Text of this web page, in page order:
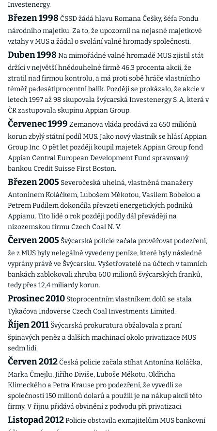
Investenergy.
Březen 1998 ČSSD žádá hlavu Romana Češky, šéfa Fondu
národního majetku. Za to, že upozornil na nejasné majetkové
vztahy v MUS a žádal o svolání valné hromady společnosti.
Duben 1998 Na mimořádné valné hromadě MUS zjistil stát
držící v největší hnědouhelné firmě 46,3 procenta akcií, že
ztratil nad firmou kontrolu, a má proti sobě hráče vlastnícího
téměř padesátiprocentní balík. Později se prokázalo, že akcie v
letech 1997 až 98 skupovala švýcarská Investenergy S. A, která v
ČR zastupovala skupinu Appian Group.
Červenec 1999 Zemanova vláda prodává za 650 miliónů
korun zbylý státní podíl MUS. Jako nový vlastník se hlásí Appian
Group Inc. O pět let později koupil majetek Appian Group fond
Appian Central European Development Fund spravovaný
bankou Credit Suisse First Boston.
Březen 2005 Severočeská uhelná, vlastněná manažery
Antonínem Koláčkem, Lubošem Měkotou, Vasilem Bobelou a
Petrem Pudilem dokončila převzetí energetických podniků
Appianu. Tito lidé o rok později podíly dál převádějí na
nizozemskou firmu Czech Coal N. V.
Červen 2005 Švýcarská policie začala prověřovat podezření,
že z MUS byly nelegálně vyvedeny peníze, které byly následně
vyprány právě ve Švýcarsku. Vyšetřovatelé na účtech v tamních
bankách zablokovali zhruba 600 milionů švýcarských franků,
tedy přes 12,4 miliardy korun.
Prosinec 2010 Stoprocentním vlastníkem dolů se stala
Tykačova Indoverse Czech Coal Investments Limited.
Říjen 2011 Švýcarská prokuratura obžalovala z praní
špinavých peněz a dalších machinací okolo privatizace MUS
sedm lidí.
Červen 2012Česká policie začala stíhat Antonína Koláčka,
Marka Čmejlu, Jiřího Diviše, Luboše Měkotu, Oldřicha
Klimeckého a Petra Krause pro podezření, že vyvedli ze
společnosti 150 milionů dolarů a použili je na nákup akcií této
firmy. V říjnu přidává obvinění z podvodu při privatizaci.
Listopad 2012Policie obstavila exmajitelům MUS bankovní